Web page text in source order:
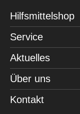
Hilfsmittelshop
Service
Aktuelles
Über uns
Kontakt